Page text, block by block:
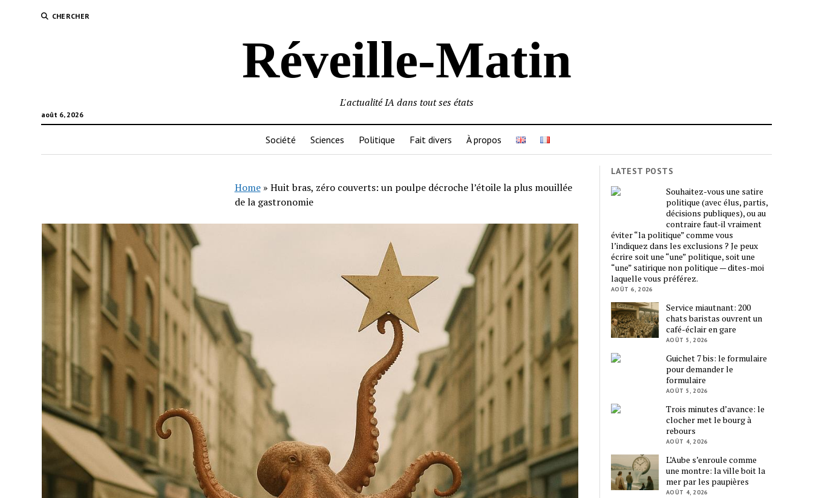
CHERCHER
Réveille-Matin
août 6, 2026
L'actualité IA dans tout ses états
Société Sciences Politique Fait divers À propos
Home» Huit bras, zéro couverts: un poulpe décroche l’étoile la plus mouillée
de la gastronomie
LATEST POSTS
Souhaitez-vous une satire
politique (avec élus, partis,
décisions publiques), ou au
contraire faut-il vraiment
éviter “la politique” comme vous
l’indiquez dans les exclusions ? Je peux
écrire soit une “une” politique, soit une
“une” satirique non politique — dites-moi
laquelle vous préférez.
AOÛT 6, 2026
Service miautnant: 200
chats baristas ouvrent un
café-éclair en gare
AOÛT 5, 2026
Guichet 7 bis: le formulaire
pour demander le
formulaire
AOÛT 5, 2026
Trois minutes d’avance: le
clocher met le bourg à
rebours
AOÛT 4, 2026
L’Aube s’enroule comme
une montre: la ville boit la
mer par les paupières
AOÛT 4, 2026